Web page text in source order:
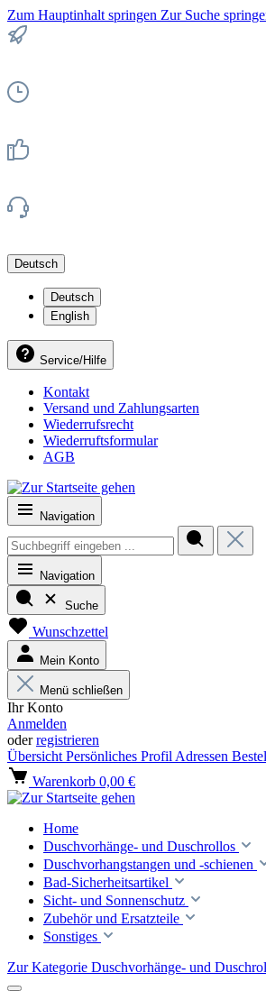
Zum Hauptinhalt springen Zur Suche
Deutsch
Deutsch
English
Service/Hilfe
Kontakt
Versand und Zahlungsarten
Wiederrufsrecht
Wiederruftsformular
AGB
Navigation
Navigation
Suche
Wunschzettel
Mein Konto
Menü schließen
Ihr Konto
Anmelden
oderregistrieren
Übersicht Persönliches Profil Adressen
Warenkorb 0,00 €
Home
Duschvorhänge- und Duschrollos
Duschvorhangstangen und -schienen
Bad-Sicherheitsartikel
Sicht- und Sonnenschutz
Zubehör und Ersatzteile
Sonstiges
Zur Kategorie Duschvorhänge- und